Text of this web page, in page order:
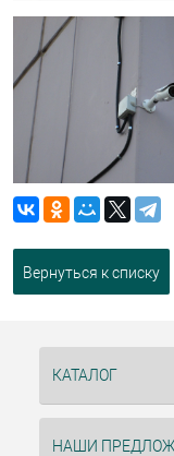
Вернуться к списку
КАТАЛОГ
НАШИ